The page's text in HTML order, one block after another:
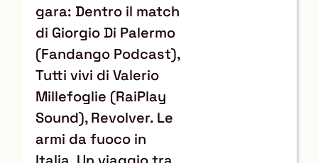
gara: Dentro il match
di Giorgio Di Palermo
(Fandango Podcast),
Tutti vivi di Valerio
Millefoglie (RaiPlay
Sound), Revolver. Le
armi da fuoco in